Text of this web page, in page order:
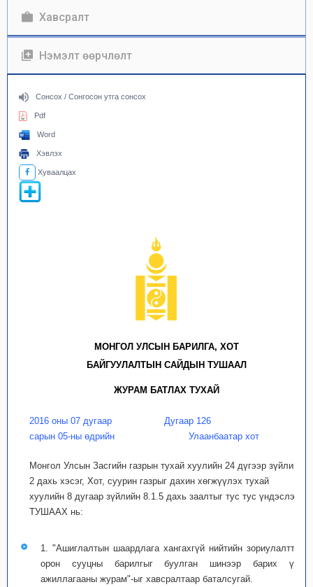
Хавсралт
Нэмэлт өөрчлөлт
Сонсох / Сонгосон утга сонсох
Pdf
Word
Хэвлэх
Хуваалцах
МОНГОЛ УЛСЫН БАРИЛГА, ХОТ
БАЙГУУЛАЛТЫН САЙДЫН ТУШААЛ
ЖУРАМ БАТЛАХ ТУХАЙ
2016 оны 07 дугаар
сарын 05-ны өдрийн
Дугаар 126
Улаанбаатар хот
Монгол Улсын Засгийн газрын тухай хуулийн 24 дүгээр зүйлийн
2 дахь хэсэг, Хот, суурин газрыг дахин хөгжүүлэх тухай
хуулийн 8 дугаар зүйлийн 8.1.5 дахь заалтыг тус тус үндэслэн
ТУШААХ нь:
1. "Ашиглалтын шаардлага хангахгүй нийтийн зориулалттай
орон сууцны барилгыг буулган шинээр барих үйл
ажиллагааны журам"-ыг хавсралтаар баталсугай.